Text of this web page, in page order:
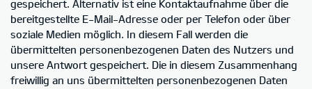
gespeichert. Alternativ ist eine Kontaktaufnahme über die
bereitgestellte E-Mail-Adresse oder per Telefon oder über
soziale Medien möglich. In diesem Fall werden die
übermittelten personenbezogenen Daten des Nutzers und
unsere Antwort gespeichert. Die in diesem Zusammenhang
freiwillig an uns übermittelten personenbezogenen Daten